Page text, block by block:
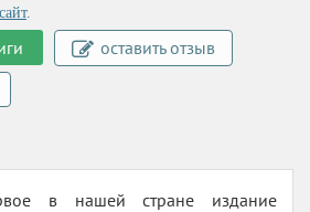
.
оставить отзыв
в нашей стране издание